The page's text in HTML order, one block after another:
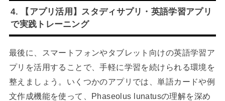
4. 【アプリ活用】スタディサプリ・英語学習アプリ
で実践トレーニング
最後に、スマートフォンやタブレット向けの英語学習ア
プリを活用することで、手軽に学習を続けられる環境を
整えましょう。いくつかのアプリでは、単語カードや例
文作成機能を使って、Phaseolus lunatusの理解を深め